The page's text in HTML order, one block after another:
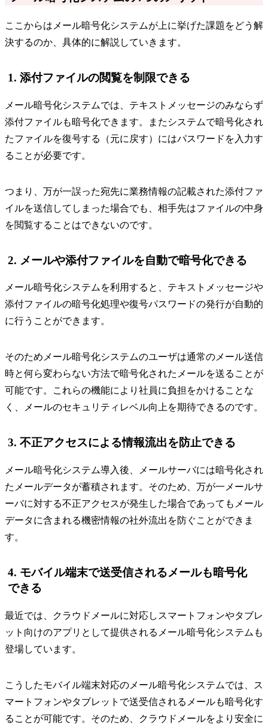
ここからはメール暗号化システムが上に挙げた課題をどう解
決するのか、具体的に解説していきます。
1. 添付ファイルの閲覧を制限できる
メール暗号化システムでは、テキストメッセージのみならず
添付ファイルも暗号化できます。またシステムで暗号化され
たファイルを復号する（元に戻す）にはパスワードを入力す
ることが必要です。
つまり、万が一誤った宛先に業務情報の記載された添付ファ
イルを送信してしまった場合でも、相手先はファイルの中身
を閲覧することはできないのです。
2. メールや添付ファイルを自動で暗号化できる
メール暗号化システムを利用すると、テキストメッセージや
添付ファイルの暗号化処理や復号パスワードの発行が自動的
に行うことができます。
そのためメール暗号化システムのユーザは通常のメール送信
時と何ら変わらない方法で暗号化されたメールを送ることが
可能です。これらの機能により社員に負担をかけることな
く、メールのセキュリティレベル向上を期待できるのです。
3. 不正アクセスによる情報流出を防止できる
メール暗号化システム導入後、メールサーバには暗号化され
たメールデータが蓄積されます。そのため、万が一メールサ
ーバに対する不正アクセスが発生した場合であってもメール
データに含まれる機密情報の社外流出を防ぐことができま
す。
4. モバイル端末で送受信されるメールも暗号化
できる
最近では、クラウドメールに対応しスマートフォンやタブレ
ット向けのアプリとして提供されるメール暗号化システムも
登場しています。
こうしたモバイル端末対応のメール暗号化システムでは、ス
マートフォンやタブレットで送受信されるメールも暗号化す
ることが可能です。そのため、クラウドメールをより安全に